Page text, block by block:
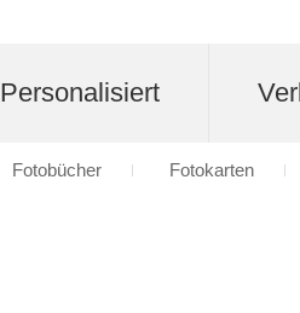
Personalisiert
Fotobücher Fotokarten